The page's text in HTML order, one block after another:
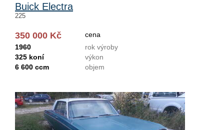
Buick Electra
225
350 000 Kč
cena
1960
rok výroby
325 koní
výkon
6 600 ccm
objem